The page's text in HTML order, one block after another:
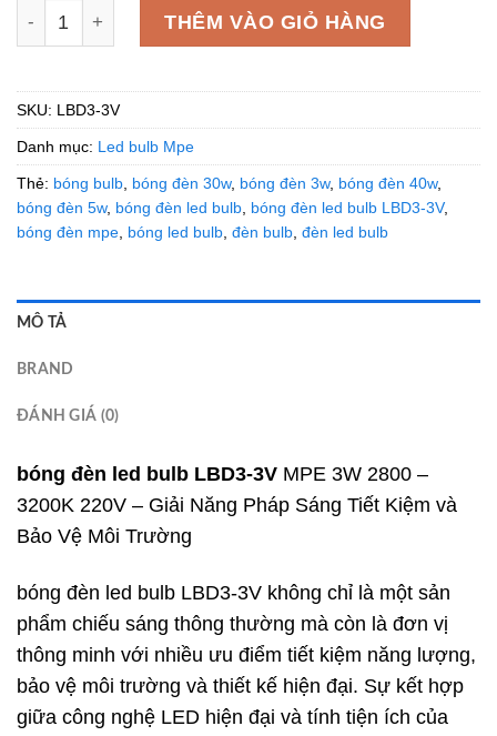
bóng đèn led bulb LBD3-3V MPE 3W 2800 - 3200K 220V
THÊM VÀO GIỎ HÀNG
SKU: LBD3-3V
Danh mục: Led bulb Mpe
Thẻ: bóng bulb, bóng đèn 30w, bóng đèn 3w, bóng đèn 40w,
bóng đèn 5w, bóng đèn led bulb, bóng đèn led bulb LBD3-3V,
bóng đèn mpe, bóng led bulb, đèn bulb, đèn led bulb
MÔ TẢ
BRAND
ĐÁNH GIÁ (0)
bóng đèn led bulb LBD3-3V MPE 3W 2800 –
3200K 220V – Giải Năng Pháp Sáng Tiết Kiệm và
Bảo Vệ Môi Trường
bóng đèn led bulb LBD3-3V không chỉ là một sản
phẩm chiếu sáng thông thường mà còn là đơn vị
thông minh với nhiều ưu điểm tiết kiệm năng lượng,
bảo vệ môi trường và thiết kế hiện đại. Sự kết hợp
giữa công nghệ LED hiện đại và tính tiện ích của